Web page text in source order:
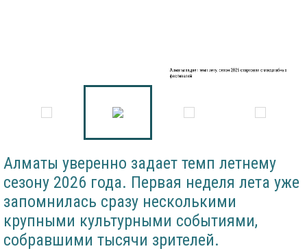
Алматы задает темп лету: сезон 2026 стартовал с масштабных
фестивалей
Алматы уверенно задает темп летнему
сезону 2026 года. Первая неделя лета уже
запомнилась сразу несколькими
крупными культурными событиями,
собравшими тысячи зрителей.